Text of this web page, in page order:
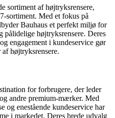
sortiment af højtryksrensere,
sortiment. Med et fokus på
Bauhaus et perfekt miljø for
pålidelige højtryksrensere. Deres
engagement i kundeservice gør
højtryksrensere.
for forbrugere, der leder
andre premium-mærker. Med
og enestående kundeservice har
i markedet. Deres brede udvalg